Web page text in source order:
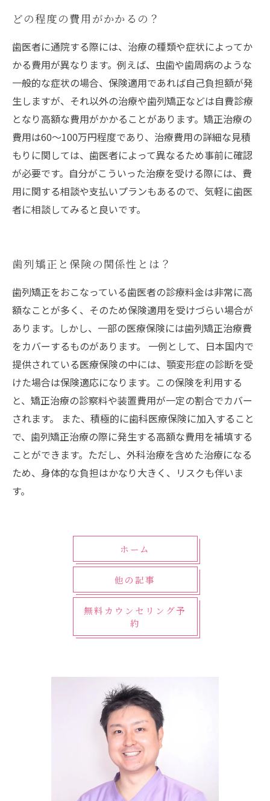
どの程度の費用がかかるの？
歯医者に通院する際には、治療の種類や症状によってか
かる費用が異なります。例えば、虫歯や歯周病のような
一般的な症状の場合、保険適用であれば自己負担額が発
生しますが、それ以外の治療や歯列矯正などは自費診療
となり高額な費用がかかることがあります。矯正治療の
費用は60～100万円程度であり、治療費用の詳細な見積
もりに関しては、歯医者によって異なるため事前に確認
が必要です。自分がこういった治療を受ける際には、費
用に関する相談や支払いプランもあるので、気軽に歯医
者に相談してみると良いです。
歯列矯正と保険の関係性とは？
歯列矯正をおこなっている歯医者の診療料金は非常に高
額なことが多く、そのため保険適用を受けづらい場合が
あります。しかし、一部の医療保険には歯列矯正治療費
をカバーするものがあります。 一例として、日本国内で
提供されている医療保険の中には、顎変形症の診断を受
けた場合は保険適応になります。この保険を利用する
と、矯正治療の診察料や装置費用が一定の割合でカバー
されます。 また、積極的に歯科医療保険に加入すること
で、歯列矯正治療の際に発生する高額な費用を補填する
ことができます。ただし、外科治療を含めた治療になる
ため、身体的な負担はかなり大きく、リスクも伴いま
す。
ホーム
他の記事
無料カウンセリング予
約